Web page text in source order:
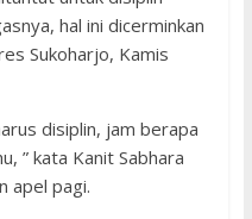
hal ini dicerminkan
Sukoharjo, Kamis
disiplin, jam berapa
” kata Kanit Sabhara
apel pagi.